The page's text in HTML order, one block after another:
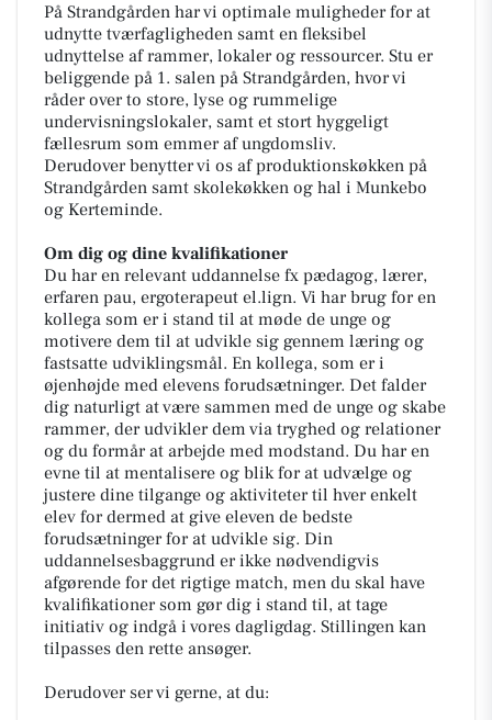
På Strandgården har vi optimale muligheder for at
udnytte tværfagligheden samt en fleksibel
udnyttelse af rammer, lokaler og ressourcer. Stu er
beliggende på 1. salen på Strandgården, hvor vi
råder over to store, lyse og rummelige
undervisningslokaler, samt et stort hyggeligt
fællesrum som emmer af ungdomsliv.
Derudover benytter vi os af produktionskøkken på
Strandgården samt skolekøkken og hal i Munkebo
og Kerteminde.
Om dig og dine kvalifikationer
Du har en relevant uddannelse fx pædagog, lærer,
erfaren pau, ergoterapeut el.lign. Vi har brug for en
kollega som er i stand til at møde de unge og
motivere dem til at udvikle sig gennem læring og
fastsatte udviklingsmål. En kollega, som er i
øjenhøjde med elevens forudsætninger. Det falder
dig naturligt at være sammen med de unge og skabe
rammer, der udvikler dem via tryghed og relationer
og du formår at arbejde med modstand. Du har en
evne til at mentalisere og blik for at udvælge og
justere dine tilgange og aktiviteter til hver enkelt
elev for dermed at give eleven de bedste
forudsætninger for at udvikle sig. Din
uddannelsesbaggrund er ikke nødvendigvis
afgørende for det rigtige match, men du skal have
kvalifikationer som gør dig i stand til, at tage
initiativ og indgå i vores dagligdag. Stillingen kan
tilpasses den rette ansøger.
Derudover ser vi gerne, at du: